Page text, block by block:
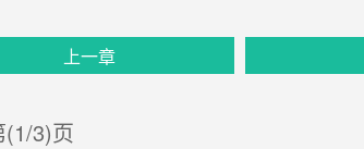
上一章
3)页